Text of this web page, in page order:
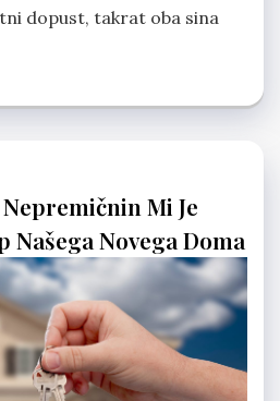
dopust, takrat oba sina
Mi Je
Našega Novega Doma